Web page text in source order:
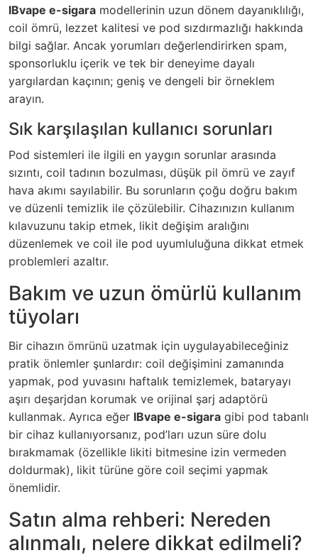
IBvape e-sigara modellerinin uzun dönem dayanıklılığı,
coil ömrü, lezzet kalitesi ve pod sızdırmazlığı hakkında
bilgi sağlar. Ancak yorumları değerlendirirken spam,
sponsorluklu içerik ve tek bir deneyime dayalı
yargılardan kaçının; geniş ve dengeli bir örneklem
arayın.
Sık karşılaşılan kullanıcı sorunları
Pod sistemleri ile ilgili en yaygın sorunlar arasında
sızıntı, coil tadının bozulması, düşük pil ömrü ve zayıf
hava akımı sayılabilir. Bu sorunların çoğu doğru bakım
ve düzenli temizlik ile çözülebilir. Cihazınızın kullanım
kılavuzunu takip etmek, likit değişim aralığını
düzenlemek ve coil ile pod uyumluluğuna dikkat etmek
problemleri azaltır.
Bakım ve uzun ömürlü kullanım
tüyoları
Bir cihazın ömrünü uzatmak için uygulayabileceğiniz
pratik önlemler şunlardır: coil değişimini zamanında
yapmak, pod yuvasını haftalık temizlemek, bataryayı
aşırı deşarjdan korumak ve orijinal şarj adaptörü
kullanmak. Ayrıca eğer IBvape e-sigara gibi pod tabanlı
bir cihaz kullanıyorsanız, pod’ları uzun süre dolu
bırakmamak (özellikle likiti bitmesine izin vermeden
doldurmak), likit türüne göre coil seçimi yapmak
önemlidir.
Satın alma rehberi: Nereden
alınmalı, nelere dikkat edilmeli?